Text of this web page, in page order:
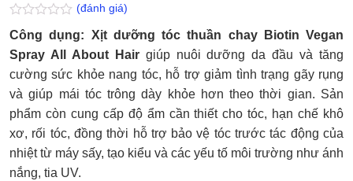
Được
xếp
hạng
0.0
5
sao
(đánh giá)
Công dụng: Xịt dưỡng tóc thuần chay Biotin Vegan
Spray All About Hairgiúp nuôi dưỡng da đầu và tăng
cường sức khỏe nang tóc, hỗ trợ giảm tình trạng gãy rụng
và giúp mái tóc trông dày khỏe hơn theo thời gian. Sản
phẩm còn cung cấp độ ẩm cần thiết cho tóc, hạn chế khô
xơ, rối tóc, đồng thời hỗ trợ bảo vệ tóc trước tác động của
nhiệt từ máy sấy, tạo kiểu và các yếu tố môi trường như ánh
nắng, tia UV.